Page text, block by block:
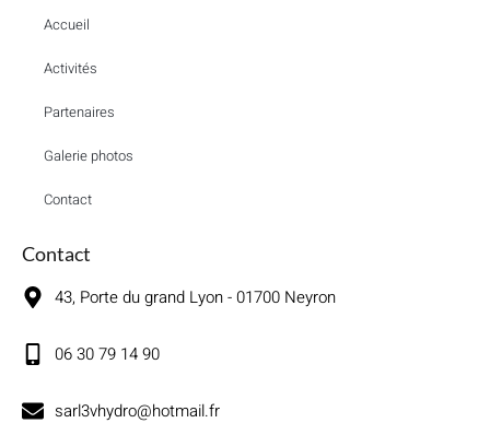
Accueil
Activités
Partenaires
Galerie photos
Contact
Contact
43, Porte du grand Lyon - 01700 Neyron
06 30 79 14 90
sarl3vhydro@hotmail.fr